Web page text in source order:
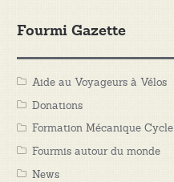
Fourmi Gazette
Aide au Voyageurs à Vélos
Donations
Formation Mécanique Cycle
Fourmis autour du monde
News